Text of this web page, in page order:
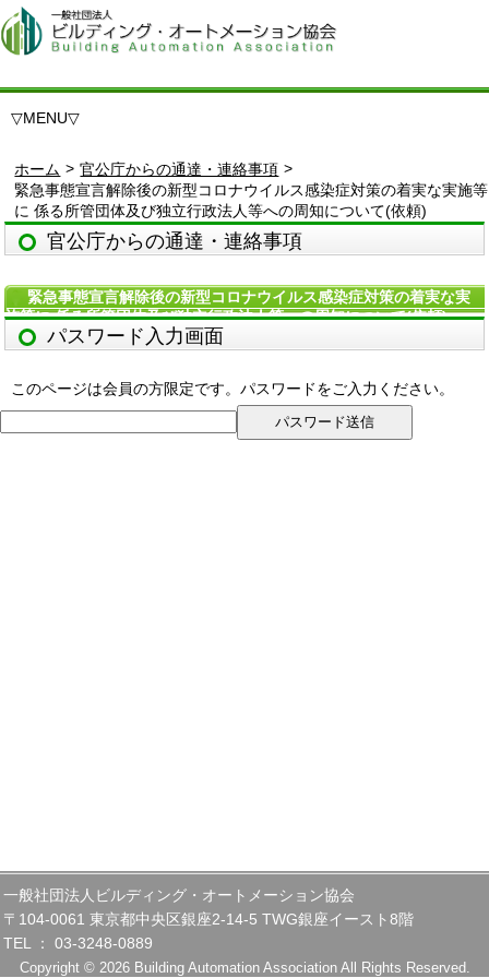
▽MENU▽
ホーム > 官公庁からの通達・連絡事項 >
緊急事態宣言解除後の新型コロナウイルス感染症対策の着実な実施等
に 係る所管団体及び独立行政法人等への周知について(依頼)
官公庁からの通達・連絡事項
緊急事態宣言解除後の新型コロナウイルス感染症対策の着実な実
施等に 係る所管団体及び独立行政法人等への周知について(依頼)
パスワード入力画面
このページは会員の方限定です。パスワードをご入力ください。
一般社団法人ビルディング・オートメーション協会
〒104-0061 東京都中央区銀座2-14-5 TWG銀座イースト8階
TEL ： 03-3248-0889
Copyright © 2026 Building Automation Association All Rights Reserved.